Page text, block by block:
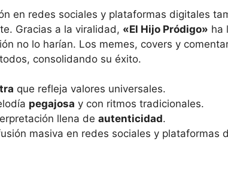
en redes sociales y plataformas digitales
Gracias a la viralidad, «El Hijo Pródigo» ha
no lo harían. Los memes, covers y
consolidando su éxito.
que refleja valores universales.
pegajosa y con ritmos tradicionales.
llena de autenticidad.
masiva en redes sociales y plataformas